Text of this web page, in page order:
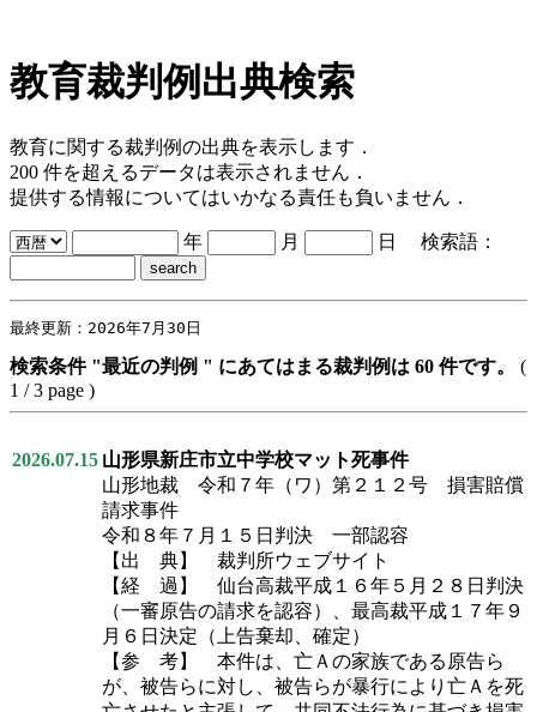
教育裁判例出典検索
教育に関する裁判例の出典を表示します．
200 件を超えるデータは表示されません．
提供する情報についてはいかなる責任も負いません．
年 月 日 検索語：
最終更新：2026年7月30日
検索条件 "最近の判例 " にあてはまる裁判例は 60 件です。
(
1 / 3 page )
2026.07.15 山形県新庄市立中学校マット死事件
山形地裁 令和７年（ワ）第２１２号 損害賠償
請求事件
令和８年７月１５日判決 一部認容
【出 典】 裁判所ウェブサイト
【経 過】 仙台高裁平成１６年５月２８日判決
（一審原告の請求を認容）、最高裁平成１７年９
月６日決定（上告棄却、確定）
【参 考】 本件は、亡Ａの家族である原告ら
が、被告らに対し、被告らが暴行により亡Ａを死